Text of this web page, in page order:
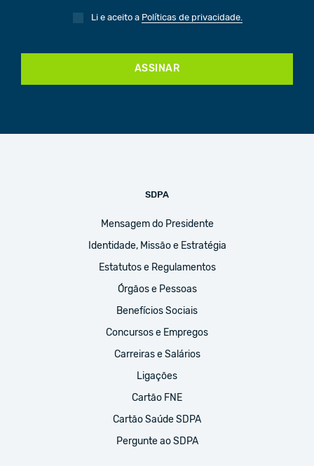
Li e aceito a Políticas de privacidade.
ASSINAR
SDPA
Mensagem do Presidente
Identidade, Missão e Estratégia
Estatutos e Regulamentos
Órgãos e Pessoas
Benefícios Sociais
Concursos e Empregos
Carreiras e Salários
Ligações
Cartão FNE
Cartão Saúde SDPA
Pergunte ao SDPA